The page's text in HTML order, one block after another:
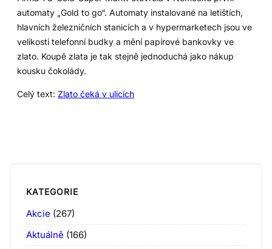
automaty „Gold to go“. Automaty instalované na letištích,
hlavních železničních stanicích a v hypermarketech jsou ve
velikosti telefonní budky a mění papírové bankovky ve
zlato. Koupě zlata je tak stejně jednoduchá jako nákup
kousku čokolády.
Celý text: Zlato čeká v ulicích
KATEGORIE
Akcie (267)
Aktuálně (166)